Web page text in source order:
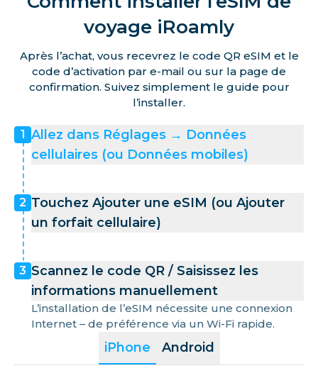
voyage iRoamly
Après l’achat, vous recevrez le code QR eSIM et le
code d’activation par e-mail ou sur la page de
confirmation. Suivez simplement le guide pour
l’installer.
iPhone Android
1 Allez dans Réglages → Données
cellulaires (ou Données mobiles)
2 Touchez Ajouter une eSIM (ou Ajouter
un forfait cellulaire)
3 Scannez le code QR / Saisissez les
informations manuellement
L’installation de l’eSIM nécessite une connexion
Internet – de préférence via un Wi-Fi rapide.